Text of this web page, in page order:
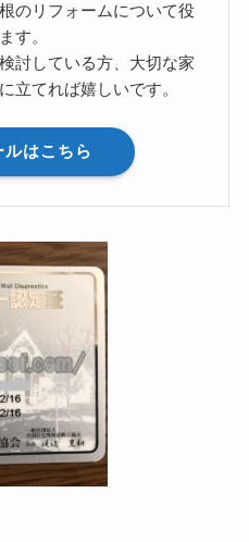
のリフォームについて役
す。
討している方、大切な家
立てれば嬉しいです。
ルはこちら